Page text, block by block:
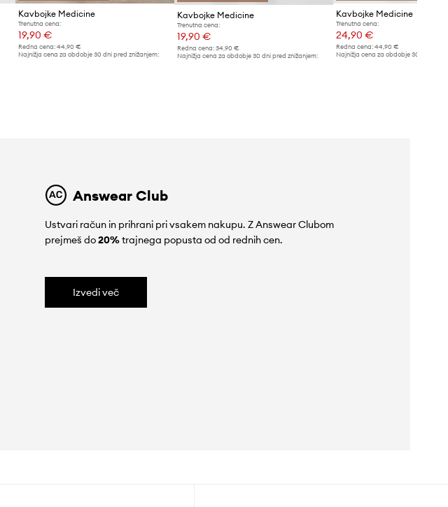
Kavbojke Medicine
Trenutna cena:
19,90 €
Redna cena: 44,90 €
Najnižja cena za obdobje 30 dni pred znižanjem:
Kavbojke Medicine
Trenutna cena:
19,90 €
Redna cena:34,90 €
Najnižja cena za obdobje 30 dni pred znižanjem:
Kavbojke Medicine
Trenutna cena:
24,90 €
Redna cena: 44,90 €
Najnižja cena za obdobje 30 dni pred
Answear Club
Ustvari račun in prihrani pri vsakem nakupu. Z Answear Clubom
prejmeš do20%trajnega popusta od od rednih cen.
Izvedi več